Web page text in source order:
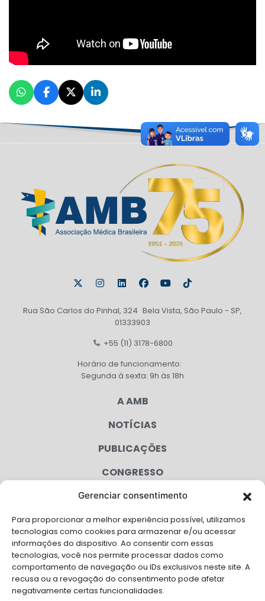
Gerenciar consentimento
Para proporcionar a melhor experiência possível, utilizamos
tecnologias como cookies para armazenar e/ou acessar
informações do dispositivo. Ao consentir com essas
tecnologias, você nos permite processar dados como
comportamento de navegação ou IDs exclusivos neste site. A
recusa ou a revogação do consentimento pode afetar
negativamente certas funcionalidades.
Rua São Carlos do Pinhal, 324 Bela Vista, São Paulo - SP,
01333903
+55 (11) 3178-6800
Horário de funcionamento:
Segunda à sexta: 9h às 18h
A AMB
NOTÍCIAS
PUBLICAÇÕES
CONGRESSO
AGENDA
CAMPANHAS
SERVIÇOS
FILIADAS
LGPD